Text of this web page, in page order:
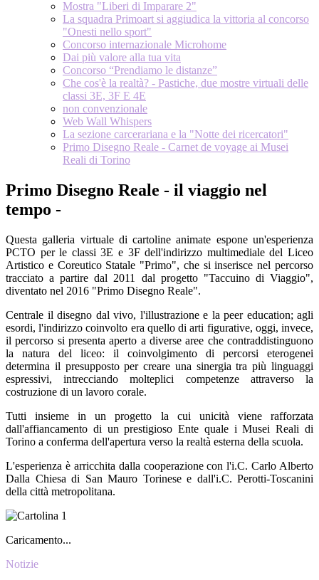
Mostra "Liberi di Imparare 2"
La squadra Primoart si aggiudica la vittoria al concorso
"Onesti nello sport"
Concorso internazionale Microhome
Dai più valore alla tua vita
Concorso “Prendiamo le distanze”
Che cos'è la realtà? - Pastiche, due mostre virtuali delle
classi 3E, 3F E 4E
non convenzionale
Web Wall Whispers
La sezione carcerariana e la "Notte dei ricercatori"
Primo Disegno Reale - Carnet de voyage ai Musei
Reali di Torino
Primo Disegno Reale - il viaggio nel
tempo -
Questa galleria virtuale di cartoline animate espone un'esperienza
PCTO per le classi 3E e 3F dell'indirizzo multimediale del Liceo
Artistico e Coreutico Statale "Primo", che si inserisce nel percorso
tracciato a partire dal 2011 dal progetto "Taccuino di Viaggio",
diventato nel 2016 "Primo Disegno Reale".
Centrale il disegno dal vivo, l'illustrazione e la peer education; agli
esordi, l'indirizzo coinvolto era quello di arti figurative, oggi, invece,
il percorso si presenta aperto a diverse aree che contraddistinguono
la natura del liceo: il coinvolgimento di percorsi eterogenei
determina il presupposto per creare una sinergia tra più linguaggi
espressivi, intrecciando molteplici competenze attraverso la
costruzione di un lavoro corale.
Tutti insieme in un progetto la cui unicità viene rafforzata
dall'affiancamento di un prestigioso Ente quale i Musei Reali di
Torino a conferma dell'apertura verso la realtà esterna della scuola.
L'esperienza è arricchita dalla cooperazione con l'i.C. Carlo Alberto
Dalla Chiesa di San Mauro Torinese e dall'i.C. Perotti-Toscanini
della città metropolitana.
Caricamento...
Notizie